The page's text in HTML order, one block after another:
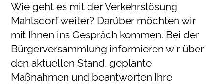
Wie geht es mit der Verkehrslösung
Mahlsdorf weiter? Darüber möchten wir
mit Ihnen ins Gespräch kommen. Bei der
Bürgerversammlung informieren wir über
den aktuellen Stand, geplante
Maßnahmen und beantworten Ihre